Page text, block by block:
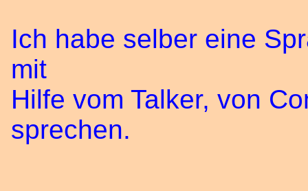
Ich habe selber eine
mit
Hilfe vom Talker, von
sprechen.